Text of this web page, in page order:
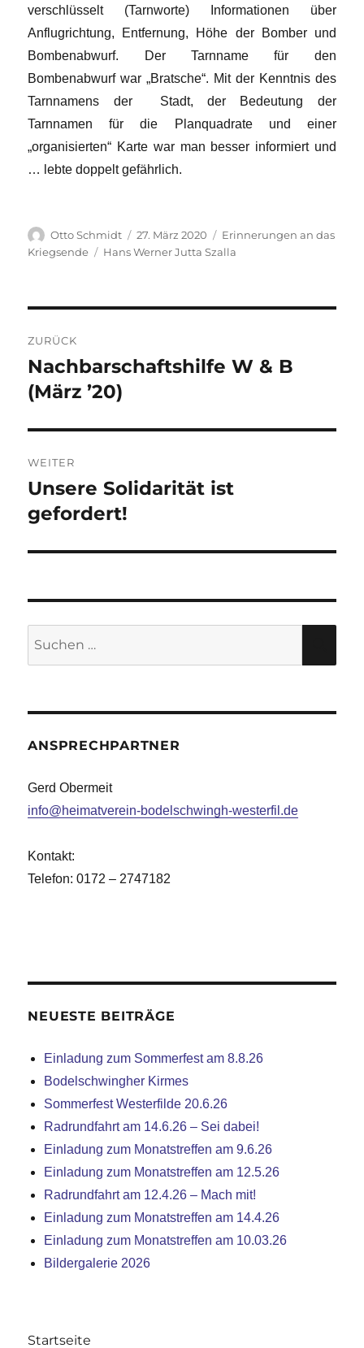
verschlüsselt (Tarnworte) Informationen über
Anflugrichtung, Entfernung, Höhe der Bomber und
Bombenabwurf. Der Tarnname für den
Bombenabwurf war „Bratsche“. Mit der Kenntnis des
Tarnnamens der Stadt, der Bedeutung der
Tarnnamen für die Planquadrate und einer
„organisierten“ Karte war man besser informiert und
… lebte doppelt gefährlich.
Autor
Otto Schmidt
Veröffentlicht
am
27. März 2020 Kategorien
Erinnerungen an das
Kriegsende
Schlagwörter
Hans Werner Jutta Szalla
ZURÜCK
Vorheriger
Beitrag:
Nachbarschaftshilfe W & B
(März ’20)
WEITER
Nächster
Beitrag:
Unsere Solidarität ist
gefordert!
ANSPRECHPARTNER
Gerd Obermeit
info@heimatverein-bodelschwingh-westerfil.de
Kontakt:
Telefon: 0172 – 2747182
NEUESTE BEITRÄGE
Einladung zum Sommerfest am 8.8.26
Bodelschwingher Kirmes
Sommerfest Westerfilde 20.6.26
Radrundfahrt am 14.6.26 – Sei dabei!
Einladung zum Monatstreffen am 9.6.26
Einladung zum Monatstreffen am 12.5.26
Radrundfahrt am 12.4.26 – Mach mit!
Einladung zum Monatstreffen am 14.4.26
Einladung zum Monatstreffen am 10.03.26
Bildergalerie 2026
Startseite